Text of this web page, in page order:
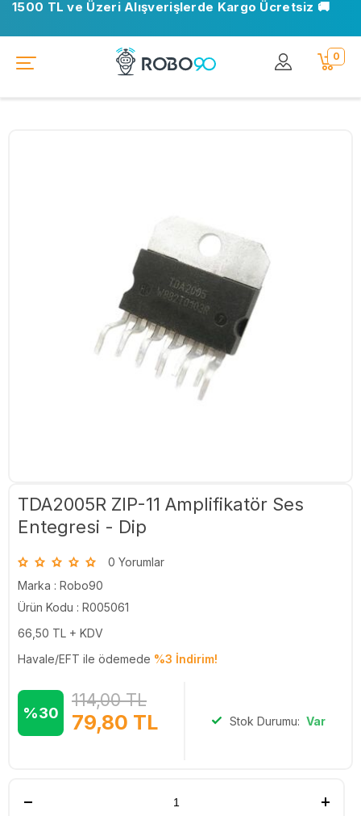
1500 TL ve Üzeri Alışverişlerde Kargo Ücretsiz 🚚
0
TDA2005R ZIP-11 Amplifikatör Ses
Entegresi - Dip
0 Yorumlar
Marka : Robo90
Ürün Kodu : R005061
66,50 TL + KDV
Havale/EFT ile ödemede %3 İndirim!
%30 79,80 TL
114,00TL
Stok Durumu: Var